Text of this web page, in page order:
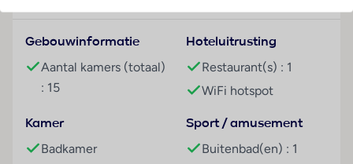
Wi-Fi. Als extra service genieten de gasten in de
Sport/entertainment
onder alle weersomstandigheden een paar rondjes
zwemmen. De vakantiegangers kunnen op het terras
Gebouwinformatie
Aantal kamers (totaal)
: 15
Hoteluitrusting
Restaurant(s) : 1
WiFi hotspot
Kamer
Badkamer
Sport / amusement
Buitenbad(en) : 1